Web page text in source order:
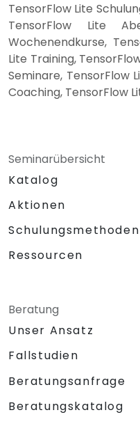
TensorFlow Lite
TensorFlow Lite
Wochenendkurse,
Lite Training,
Seminare, TensorFlow
Coaching, TensorFlow
Seminarübersicht
Katalog
Aktionen
Schulungsmethoden
Ressourcen
Beratung
Unser Ansatz
Fallstudien
Beratungsanfrage
Beratungskatalog